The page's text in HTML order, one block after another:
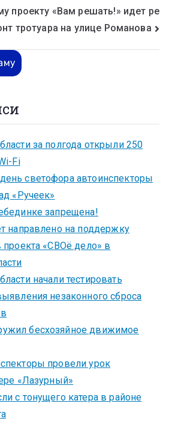
проекту «Вам решать!» идет ре
тротуара на улице Романова
за полгода открыли 250
Fi
светофора автоинспекторы
«Ручеек»
запрещена!
направлено на поддержку
проекта «СВОё дело» в
начали тестировать
незаконного сброса
бесхозяйное движимое
провели урок
«Лазурный»
с тонущего катера в районе